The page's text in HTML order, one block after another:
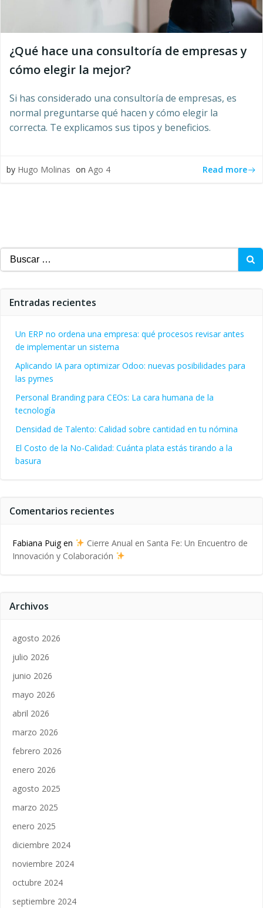
¿Qué hace una consultoría de empresas y
cómo elegir la mejor?
Si has considerado una consultoría de empresas, es
normal preguntarse qué hacen y cómo elegir la
correcta. Te explicamos sus tipos y beneficios.
by Hugo Molinas on Ago 4 Read more
Buscar:
Entradas recientes
Un ERP no ordena una empresa: qué procesos revisar antes
de implementar un sistema
Aplicando IA para optimizar Odoo: nuevas posibilidades para
las pymes
Personal Branding para CEOs: La cara humana de la
tecnología
Densidad de Talento: Calidad sobre cantidad en tu nómina
El Costo de la No-Calidad: Cuánta plata estás tirando a la
basura
Comentarios recientes
Fabiana Puigen
Cierre Anual en Santa Fe: Un Encuentro de
Innovación y Colaboración
Archivos
agosto 2026
julio 2026
junio 2026
mayo 2026
abril 2026
marzo 2026
febrero 2026
enero 2026
agosto 2025
marzo 2025
enero 2025
diciembre 2024
noviembre 2024
octubre 2024
septiembre 2024